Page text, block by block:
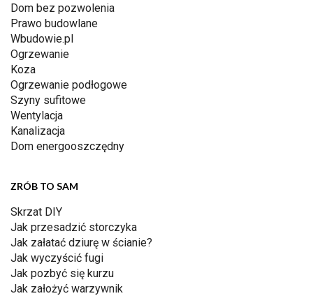
Dom bez pozwolenia
Prawo budowlane
Wbudowie.pl
Ogrzewanie
Koza
Ogrzewanie podłogowe
Szyny sufitowe
Wentylacja
Kanalizacja
Dom energooszczędny
ZRÓB TO SAM
Skrzat DIY
Jak przesadzić storczyka
Jak załatać dziurę w ścianie?
Jak wyczyścić fugi
Jak pozbyć się kurzu
Jak założyć warzywnik